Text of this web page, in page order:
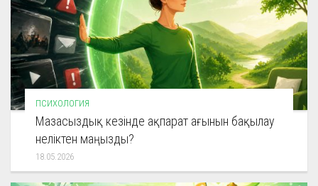
ПСИХОЛОГИЯ
Мазасыздық кезінде ақпарат ағынын бақылау
неліктен маңызды?
18.05.2026